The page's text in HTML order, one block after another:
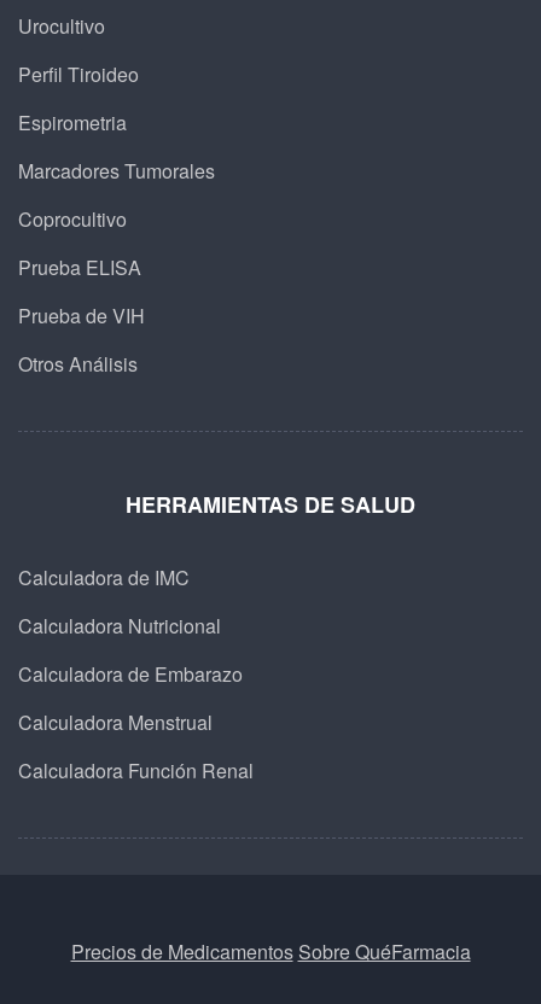
Urocultivo
Perfil Tiroideo
Espirometria
Marcadores Tumorales
Coprocultivo
Prueba ELISA
Prueba de VIH
Otros Análisis
HERRAMIENTAS DE SALUD
Calculadora de IMC
Calculadora Nutricional
Calculadora de Embarazo
Calculadora Menstrual
Calculadora Función Renal
Precios de Medicamentos Sobre QuéFarmacia